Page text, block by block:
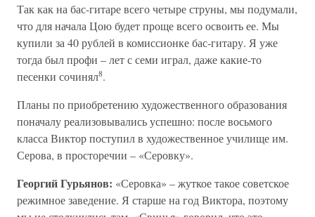
Так как на бас-гитаре всего четыре струны, мы подумали,
что для начала Цою будет проще всего освоить ее. Мы
купили за 40 рублей в комиссионке бас-гитару. Я уже
тогда был профи – лет с семи играл, даже какие-то
песенки сочинял8.
Планы по приобретению художественного образования
поначалу реализовывались успешно: после восьмого
класса Виктор поступил в художественное училище им.
Серова, в просторечии – «Серовку».
Георгий Гурьянов: «Серовка» – жуткое такое советское
режимное заведение. Я старше на год Виктора, поэтому